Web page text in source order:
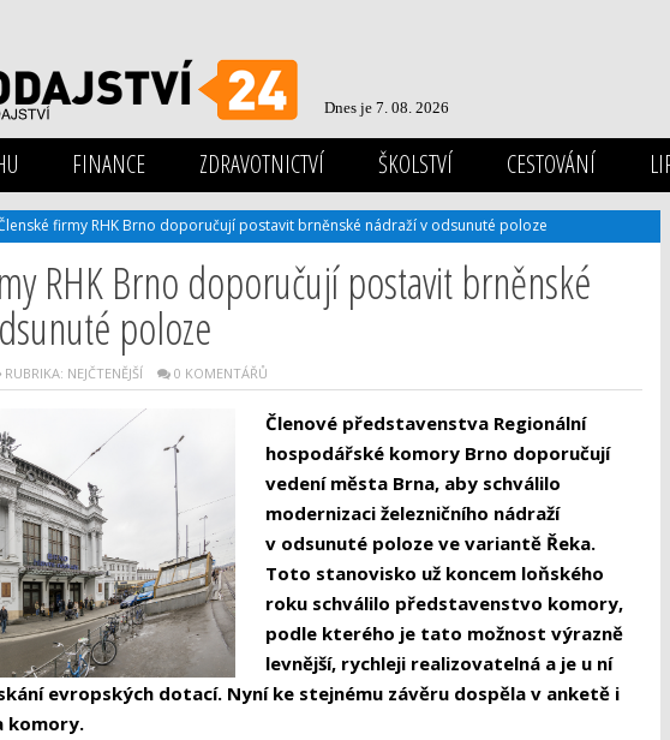
Dnes je 7. 08. 2026
FINANCE ZDRAVOTNICTVÍ ŠKOLSTVÍ CESTOVÁNÍ
firmy RHK Brno doporučují postavit brněnské nádraží v odsunuté poloze
RHK Brno doporučují postavit brněnské
poloze
RUBRIKA: NEJČTENĚJŠÍ 0 KOMENTÁŘŮ
Členové představenstva Regionální
hospodářské komory Brno doporučují
vedení města Brna, aby schválilo
modernizaci železničního nádraží
v odsunuté poloze ve variantě Řeka.
Toto stanovisko už koncem loňského
roku schválilo představenstvo komory,
podle kterého je tato možnost výrazně
levnější, rychleji realizovatelná a je u ní
evropských dotací. Nyní ke stejnému závěru dospěla v anketě i
komory.